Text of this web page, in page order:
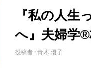
『私の人
へ』夫婦学
投稿者 : 青木 優子